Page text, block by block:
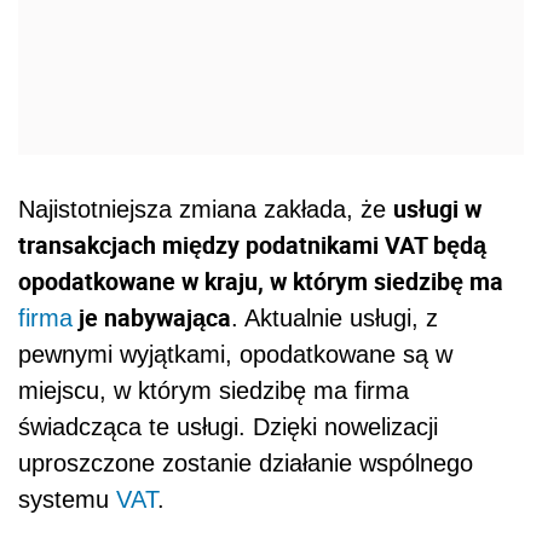
Najistotniejsza zmiana zakłada, że usługi w
transakcjach między podatnikami VAT będą
opodatkowane w kraju, w którym siedzibę ma
firmaje nabywająca. Aktualnie usługi, z
pewnymi wyjątkami, opodatkowane są w
miejscu, w którym siedzibę ma firma
świadcząca te usługi. Dzięki nowelizacji
uproszczone zostanie działanie wspólnego
systemu VAT.